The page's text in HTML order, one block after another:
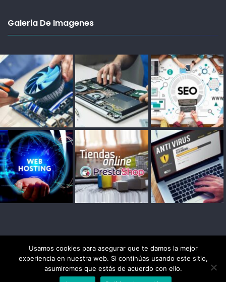
Galeria De Imagenes
Usamos cookies para asegurar que te damos la mejor
experiencia en nuestra web. Si continúas usando este sitio,
asumiremos que estás de acuerdo con ello.